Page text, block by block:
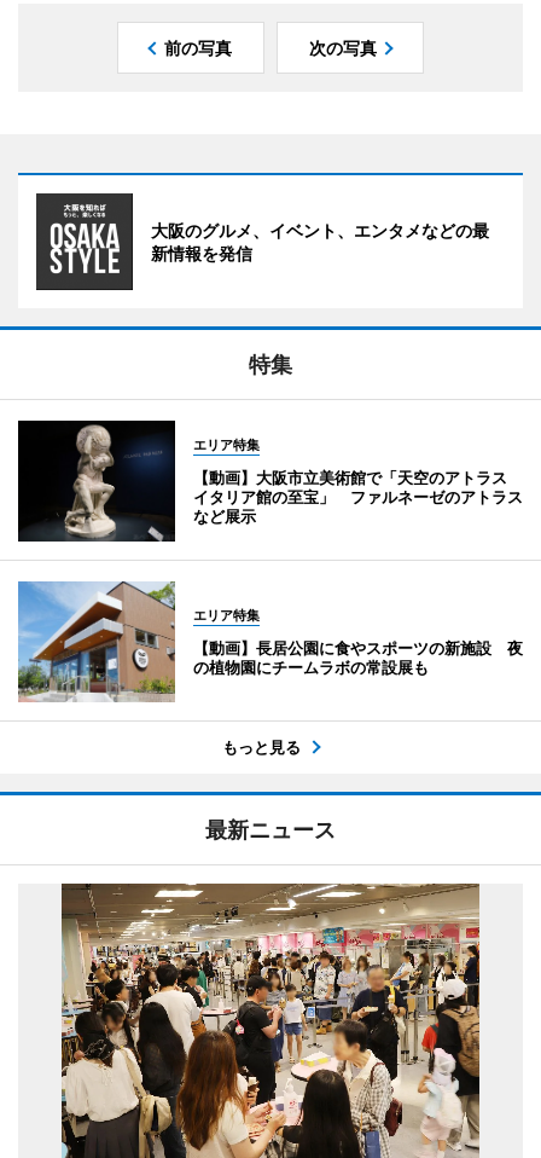
前の写真 次の写真
大阪のグルメ、イベント、エンタメなどの最
新情報を発信
特集
エリア特集
【動画】大阪市立美術館で「天空のアトラス
イタリア館の至宝」 ファルネーゼのアトラス
など展示
エリア特集
【動画】長居公園に食やスポーツの新施設 夜
の植物園にチームラボの常設展も
もっと見る
最新ニュース